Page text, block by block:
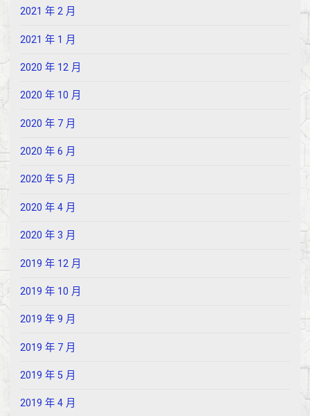
2021 年 2 月
2021 年 1 月
2020 年 12 月
2020 年 10 月
2020 年 7 月
2020 年 6 月
2020 年 5 月
2020 年 4 月
2020 年 3 月
2019 年 12 月
2019 年 10 月
2019 年 9 月
2019 年 7 月
2019 年 5 月
2019 年 4 月